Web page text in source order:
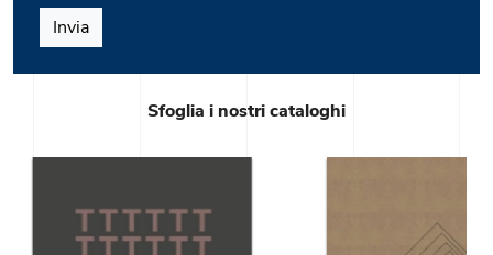
Sfoglia i nostri cataloghi
Invia